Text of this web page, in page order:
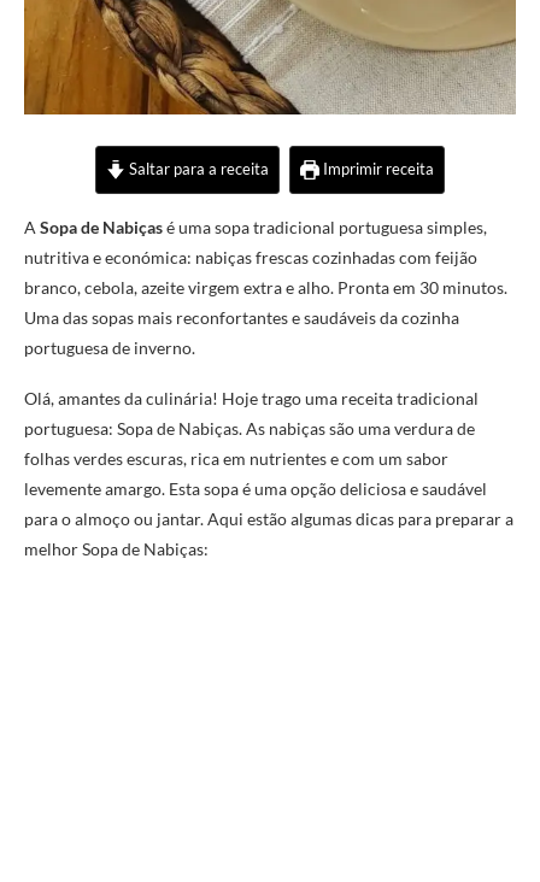
Saltar para a receita Imprimir receita
A Sopa de Nabiçasé uma sopa tradicional portuguesa simples,
nutritiva e económica: nabiças frescas cozinhadas com feijão
branco, cebola, azeite virgem extra e alho. Pronta em 30 minutos.
Uma das sopas mais reconfortantes e saudáveis da cozinha
portuguesa de inverno.
Olá, amantes da culinária! Hoje trago uma receita tradicional
portuguesa: Sopa de Nabiças. As nabiças são uma verdura de
folhas verdes escuras, rica em nutrientes e com um sabor
levemente amargo. Esta sopa é uma opção deliciosa e saudável
para o almoço ou jantar. Aqui estão algumas dicas para preparar a
melhor Sopa de Nabiças: